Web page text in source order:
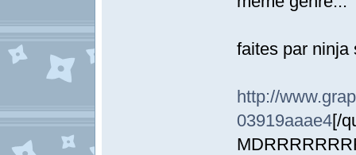
faites par ninja
http://
03919aaae4[/